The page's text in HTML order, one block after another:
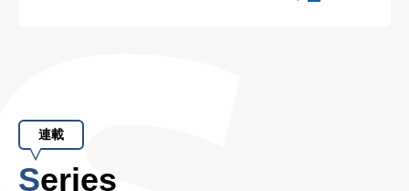
連載
Series